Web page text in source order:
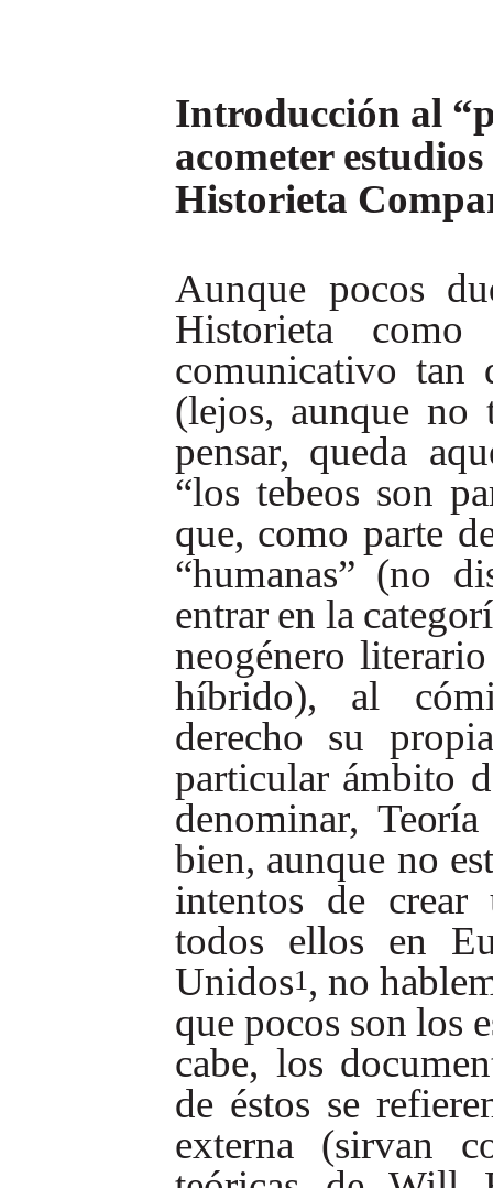
Introducción al
acometer
Historieta
Aunque pocos
Historieta
como
comunicativo tan
(lejos, aunque no
pensar, queda
“los tebeos son
que, como parte
“humanas” (no
entrar en la
neogénero
híbrido), al
derecho su
particular ámbito
denominar, Teoría
bien, aunque no
intentos de crear
todos ellos en
Unidos1, no
que pocos son los
cabe, los
de éstos se
externa
(sirvan